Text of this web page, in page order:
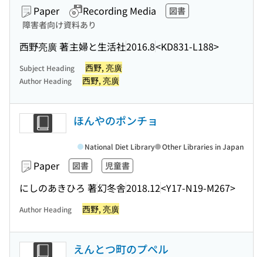
Paper Recording Media
図書
障害者向け資料あり
西野亮廣 著主婦と生活社2016.8<KD831-L188>
Subject Heading 西野, 亮廣
Author Heading 西野, 亮廣
ほんやのポンチョ
Paper 図書 児童書
にしのあきひろ 著幻冬舎2018.12<Y17-N19-M267>
National Diet Library Other Libraries in Japan
Author Heading 西野, 亮廣
えんとつ町のプペル